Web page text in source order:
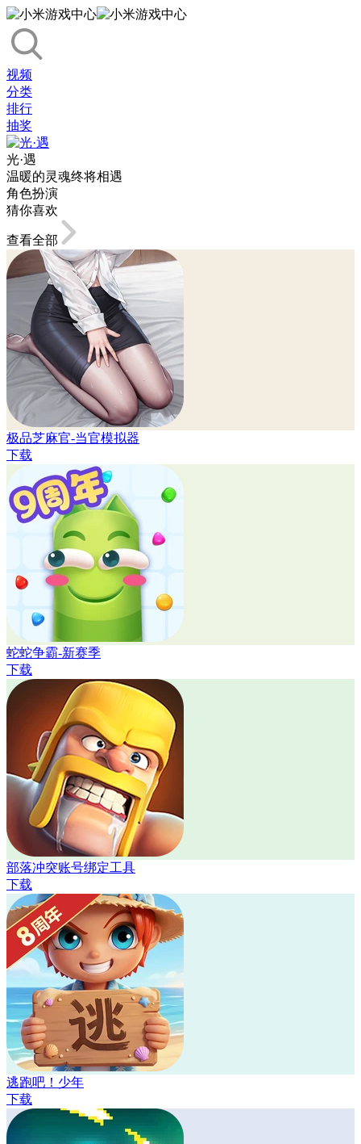
视频
分类
排行
抽奖
光·遇
温暖的灵魂终将相遇
角色扮演
猜你喜欢
查看全部
极品芝麻官-当官模拟器
下载
蛇蛇争霸-新赛季
下载
部落冲突账号绑定工具
下载
逃跑吧！少年
下载